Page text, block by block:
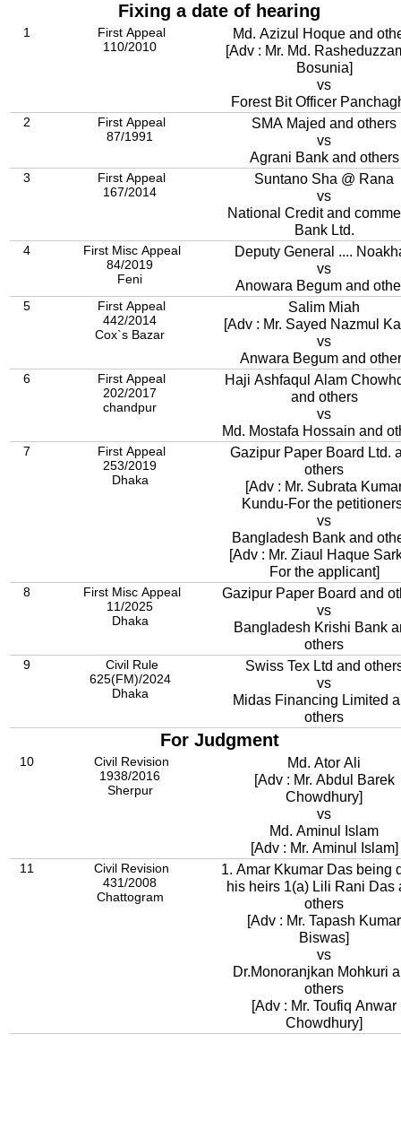
Fixing a date of hearing
1
First Appeal
110/2010
Md. Azizul Hoque and
[Adv : Mr. Md.
Bosunia]
vs
Forest Bit Officer
2
First Appeal
87/1991
SMA Majed and others
vs
Agrani Bank and others
3
First Appeal
167/2014
Suntano Sha @ Rana
vs
National Credit and
Bank Ltd.
4
First Misc Appeal
84/2019
Feni
Deputy General ....
vs
Anowara Begum and
5
First Appeal
442/2014
Cox`s Bazar
Salim Miah
[Adv : Mr. Sayed Nazmul
vs
Anwara Begum and
6
First Appeal
202/2017
chandpur
Haji Ashfaqul Alam
and others
vs
Md. Mostafa Hossain and
7
First Appeal
253/2019
Dhaka
Gazipur Paper Board Ltd.
others
[Adv : Mr. Subrata
Kundu-For the
vs
Bangladesh Bank and
[Adv : Mr. Ziaul Haque
For the applicant]
8
First Misc Appeal
11/2025
Dhaka
Gazipur Paper Board and
vs
Bangladesh Krishi Bank
others
9
Civil Rule
625(FM)/2024
Dhaka
Swiss Tex Ltd and
vs
Midas Financing Limited
others
For Judgment
10
Civil Revision
1938/2016
Sherpur
Md. Ator Ali
[Adv : Mr. Abdul Barek
Chowdhury]
vs
Md. Aminul Islam
[Adv : Mr. Aminul Islam]
11
Civil Revision
431/2008
Chattogram
1. Amar Kkumar Das being
his heirs 1(a) Lili Rani Das
others
[Adv : Mr. Tapash Kumar
Biswas]
vs
Dr.Monoranjkan Mohkuri
others
[Adv : Mr. Toufiq Anwar
Chowdhury]